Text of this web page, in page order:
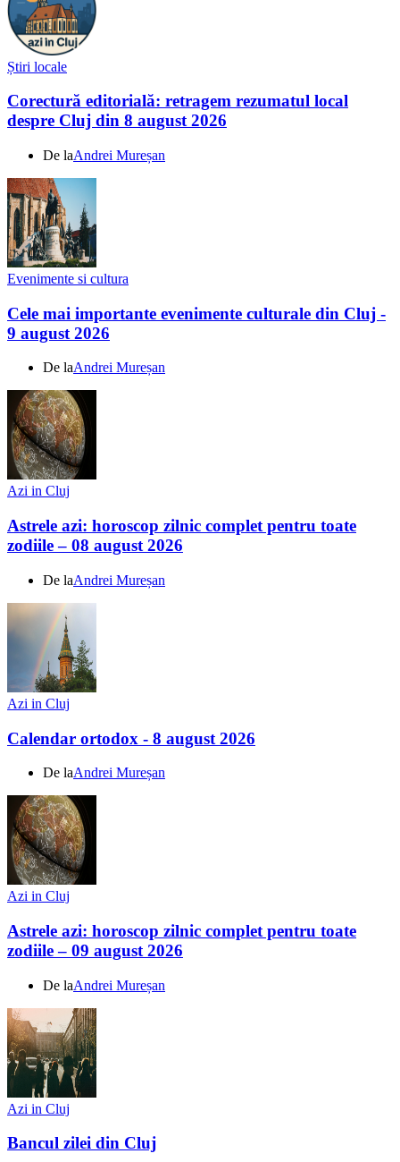
Știri locale
Corectură editorială: retragem rezumatul local
despre Cluj din 8 august 2026
De laAndrei Mureșan
Evenimente si cultura
Cele mai importante evenimente culturale din Cluj -
9 august 2026
De laAndrei Mureșan
Azi in Cluj
Astrele azi: horoscop zilnic complet pentru toate
zodiile – 08 august 2026
De laAndrei Mureșan
Azi in Cluj
Calendar ortodox - 8 august 2026
De laAndrei Mureșan
Azi in Cluj
Astrele azi: horoscop zilnic complet pentru toate
zodiile – 09 august 2026
De laAndrei Mureșan
Azi in Cluj
Bancul zilei din Cluj